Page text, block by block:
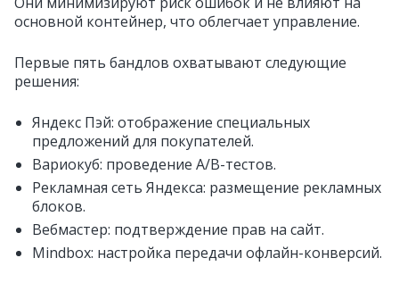
основной контейнер, что облегчает управление.
Первые пять бандлов охватывают следующие
решения:
Яндекс Пэй: отображение специальных
предложений для покупателей.
Вариокуб: проведение A/B-тестов.
Рекламная сеть Яндекса: размещение рекламных
блоков.
Вебмастер: подтверждение прав на сайт.
Mindbox: настройка передачи офлайн-конверсий.